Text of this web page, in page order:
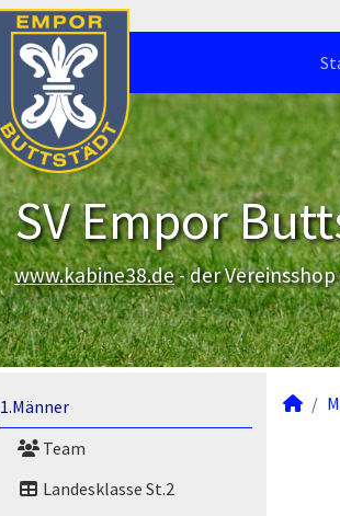
SV Empor
www.kabine38.de- der
1.Männer
Team
Landesklasse St.2